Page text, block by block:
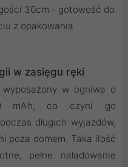
30cm - gotowość do
z opakowania
w zasięgu ręki
wyposażony w ogniwa o
mAh, co czyni go
długich wyjazdów,
poza domem. Taka ilość
pełne naładowanie